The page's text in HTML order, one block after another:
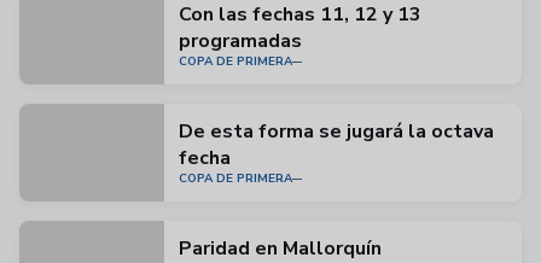
Con las fechas 11, 12 y 13
programadas
COPA DE PRIMERA
De esta forma se jugará la octava
fecha
COPA DE PRIMERA
Paridad en Mallorquín